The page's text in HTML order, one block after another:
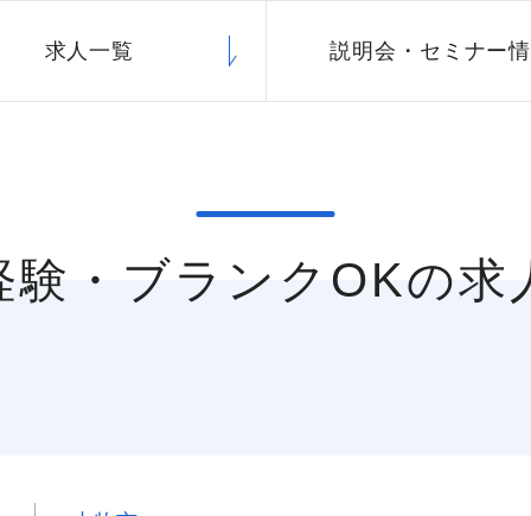
求人一覧 説明会・ セミナー
験・ブランクOKの